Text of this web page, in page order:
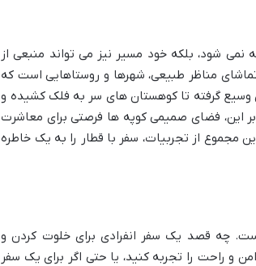
شود، بلکه خود مسیر نیز می تواند منبعی از
مناظر طبیعی، شهرها و روستاهایی است که
وسیع گرفته تا کوهستان های سر به فلک کشیده و
این، فضای صمیمی کوپه ها فرصتی برای معاشرت
مجموع از تجربیات، سفر با قطار را به یک خاطره
چه قصد یک سفر انفرادی برای خلوت کردن و
و راحت را تجربه کنید، یا حتی اگر برای یک سفر